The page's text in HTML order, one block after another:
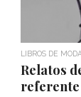
LIBROS DE
Relatos
referente